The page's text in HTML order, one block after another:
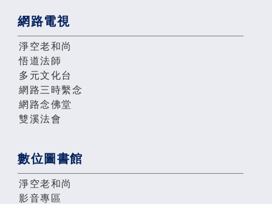
網路電視
淨空老和尚
悟道法師
多元文化台
網路三時繫念
網路念佛堂
雙溪法會
數位圖書館
淨空老和尚
影音專區